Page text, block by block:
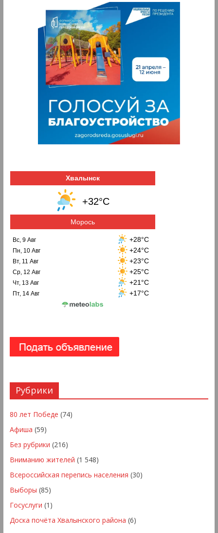
Хвалынск
+32°C
Морось
Вс, 9 Авг +28°C
Пн, 10 Авг +24°C
Вт, 11 Авг +23°C
Ср, 12 Авг +25°C
Чт, 13 Авг +21°C
Пт, 14 Авг +17°C
Рубрики
80 лет Победе (74)
Афиша (59)
Без рубрики (216)
Вниманию жителей (1 548)
Всероссийская перепись населения (30)
Выборы (85)
Госуслуги (1)
Доска почёта Хвалынского района (6)